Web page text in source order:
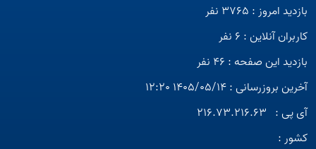
بازدید امروز : 3765 نفر
کاربران آنلاین : 6 نفر
بازدید این صفحه : 46 نفر
آخرین بروزرسانی : 1405/05/14 12:20
آی پی : 216.73.216.63
کشور :